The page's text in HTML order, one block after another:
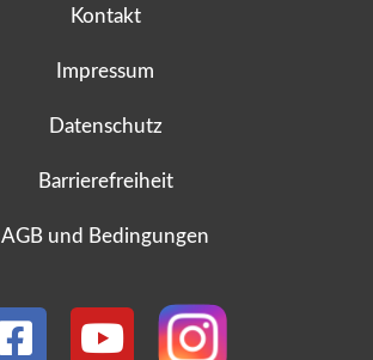
Kontakt
Impressum
Datenschutz
Barrierefreiheit
AGB und Bedingungen